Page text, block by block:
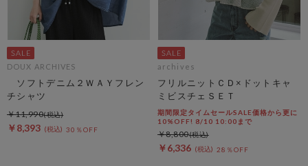
DOUX ARCHIVES
ソフトデニム２ＷＡＹフレン
チシャツ
￥8,393 30％OFF
￥11,990
archives
フリルニットＣＤ×ドットキャ
ミビスチェＳＥＴ
期間限定タイムセールSALE価格から更に
10%OFF! 8/10 10:00まで
￥6,336 28％OFF
￥8,800